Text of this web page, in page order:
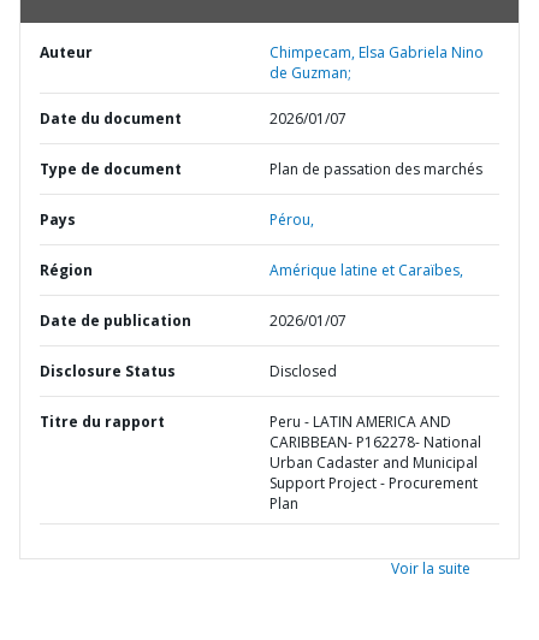
Auteur
Chimpecam, Elsa Gabriela Nino
de Guzman;
Date du document 2026/01/07
Type de document Plan de passation des marchés
Pays Pérou,
Région Amérique latine et Caraïbes,
Date de publication 2026/01/07
Disclosure Status Disclosed
Titre du rapport
Peru - LATIN AMERICA AND
CARIBBEAN- P162278- National
Urban Cadaster and Municipal
Support Project - Procurement
Plan
Voir la suite